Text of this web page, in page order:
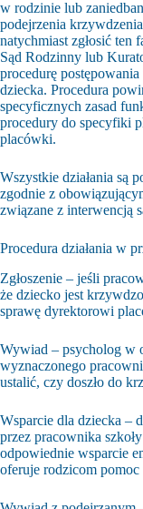
w rodzinie lub
podejrzenia
natychmiast zgłosić
Sąd Rodzinny lub
procedurę
dziecka. Procedura
specyficznych zasad
procedury do specyfiki
placówki.
Wszystkie działania są
zgodnie z
związane z interwencją
Procedura działania w
Zgłoszenie – jeśli
że dziecko jest
sprawę dyrektorowi
Wywiad – psycholog w
wyznaczonego
ustalić, czy doszło do
Wsparcie dla dziecka –
przez pracownika
odpowiednie wsparcie
oferuje rodzicom